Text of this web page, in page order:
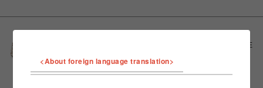
アシックス ASICS GT-2160 BLUSH/MINERAL BEIGE
4571633253669 レディース スニーカー スポーツスタ
イル 【送料無料 北海道/沖縄/離島を除く】
￥15,400
<About foreign language translation>